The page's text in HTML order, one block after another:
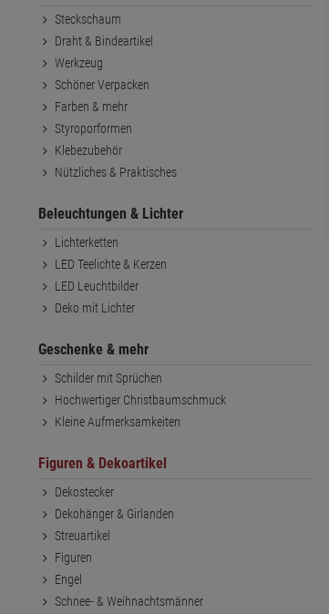
Steckschaum
Draht & Bindeartikel
Werkzeug
Schöner Verpacken
Farben & mehr
Styroporformen
Klebezubehör
Nützliches & Praktisches
Beleuchtungen & Lichter
Lichterketten
LED Teelichte & Kerzen
LED Leuchtbilder
Deko mit Lichter
Geschenke & mehr
Schilder mit Sprüchen
Hochwertiger Christbaumschmuck
Kleine Aufmerksamkeiten
Figuren & Dekoartikel
Dekostecker
Dekohänger & Girlanden
Streuartikel
Figuren
Engel
Schnee- & Weihnachtsmänner